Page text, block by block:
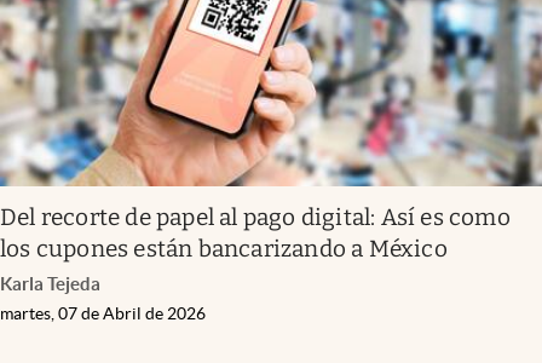
Del recorte de papel al pago digital: Así es como
los cupones están bancarizando a México
Karla Tejeda
martes, 07 de Abril de 2026